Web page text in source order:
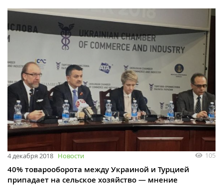
4 декабря 2018 Новости 105
40% товарооборота между Украиной и Турцией
припадает на сельское хозяйство — мнение